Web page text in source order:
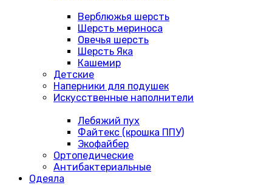
Верблюжья шерсть
Шерсть мериноса
Овечья шерсть
Шерсть Яка
Кашемир
Детские
Наперники для подушек
Искусственные наполнители
Лебяжий пух
Файтекс (крошка ППУ)
Экофайбер
Ортопедические
Антибактериальные
Одеяла